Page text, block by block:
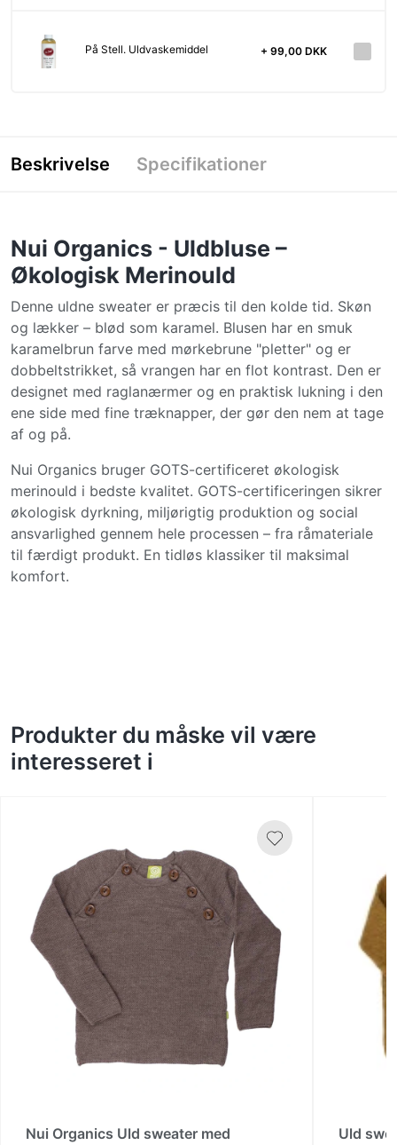
På Stell. Uldvaskemiddel + 99,00 DKK
Beskrivelse Specifikationer
Nui Organics - Uldbluse –
Økologisk Merinould
Denne uldne sweater er præcis til den kolde tid. Skøn
og lækker – blød som karamel. Blusen har en smuk
karamelbrun farve med mørkebrune "pletter" og er
dobbeltstrikket, så vrangen har en flot kontrast. Den er
designet med raglanærmer og en praktisk lukning i den
ene side med fine træknapper, der gør den nem at tage
af og på.
Nui Organics bruger GOTS-certificeret økologisk
merinould i bedste kvalitet. GOTS-certificeringen sikrer
økologisk dyrkning, miljørigtig produktion og social
ansvarlighed gennem hele processen – fra råmateriale
til færdigt produkt. En tidløs klassiker til maksimal
komfort.
Produkter du måske vil være
interesseret i
Nui Organics Uld sweater med
Uld